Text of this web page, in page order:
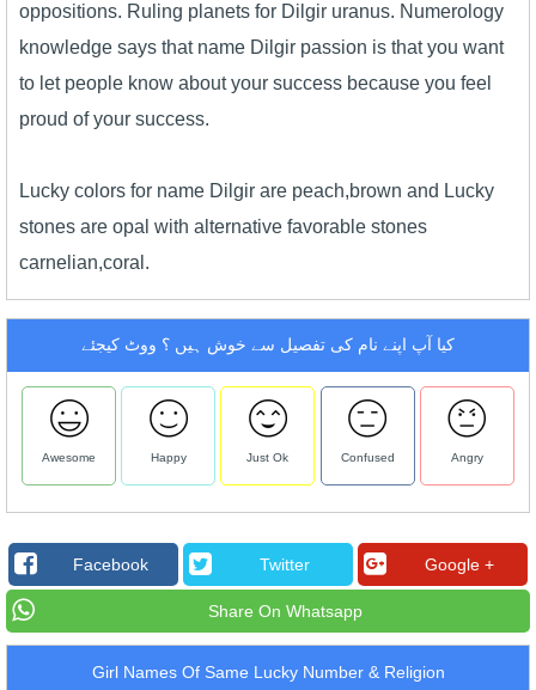
oppositions. Ruling planets for Dilgir uranus. Numerology
knowledge says that name Dilgir passion is that you want
to let people know about your success because you feel
proud of your success.
Lucky colors for name Dilgir are peach,brown and Lucky
stones are opal with alternative favorable stones
carnelian,coral.
کیا آپ اپنے نام کی تفصیل سے خوش ہیں ؟ ووٹ کیجئے
Awesome Happy Just Ok Confused Angry
Facebook Twitter Google +
Share On Whatsapp
Girl Names Of Same Lucky Number & Religion